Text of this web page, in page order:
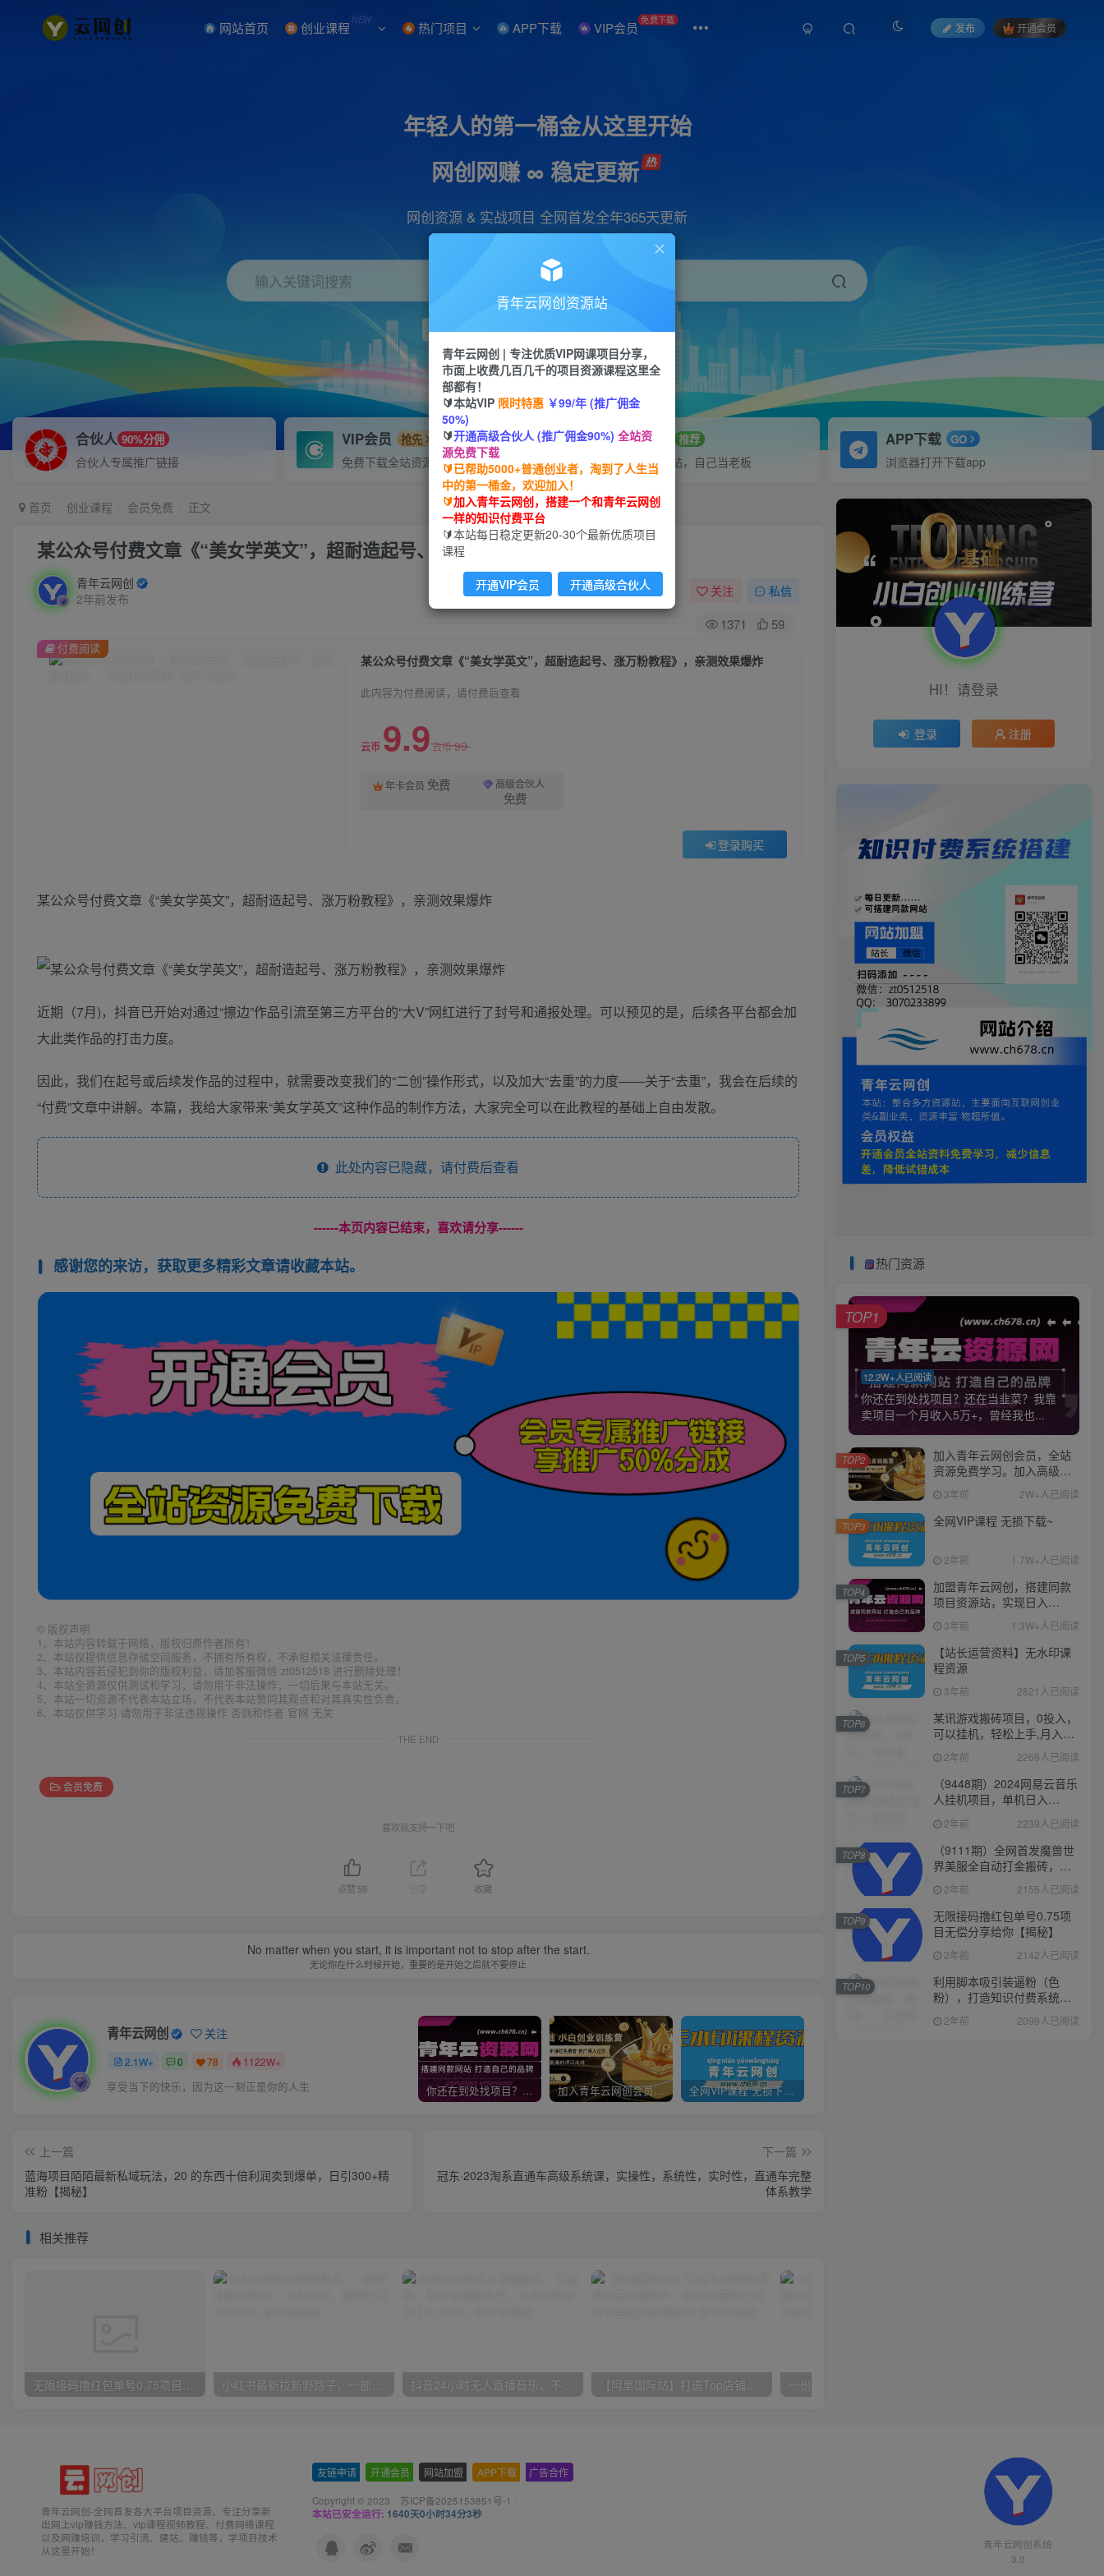
网站首页 创业课程 NEW 热门项目 APP下载 VIP会员 免费下载
发布 开通会员
年轻人的第一桶金从这里开始
网创网赚 ∞ 稳定更新
网创资源 & 实战项目 全网首发全年365天更新
输入关键词搜索
项目 引流 抖音 短视频 剪辑 视频号
合伙人 90%分佣
合伙人专属推广链接
VIP会员 抢先
免费下载全站资源
招募站长 推荐
搭建同款网站，自己当老板
APP下载 GO
浏览器打开下载app
首页 创业课程 会员免费 正文
某公众号付费文章《“美女学英文”，超耐造起号、涨万粉教程》，亲测效果爆炸
青年云网创
2年前发布
关注 私信
1371 59
某公众号付费文章《“美女学英文”，超耐造起号、涨万粉教程》，亲测效果爆炸
此内容为付费阅读，请付费后查看
云币 9.9云币99
年卡会员 免费 高级合伙人
免费
登录购买
付费阅读
某公众号付费文章《“美女学英文”，超耐造起号、涨万粉教程》，亲测效果爆炸
近期（7月)，抖音已开始对通过“擦边”作品引流至第三方平台的“大V”网红进行了封号和通报处理。可以预见的是，后续各平台都会加
大此类作品的打击力度。
因此，我们在起号或后续发作品的过程中，就需要改变我们的“二创”操作形式，以及加大“去重”的力度——关于“去重”，我会在后续的
“付费”文章中讲解。本篇，我给大家带来“美女学英文”这种作品的制作方法，大家完全可以在此教程的基础上自由发散。
此处内容已隐藏，请付费后查看
------本页内容已结束，喜欢请分享------
感谢您的来访，获取更多精彩文章请收藏本站。
© 版权声明
1、本站内容转载于网络，版权归原作者所有！
2、本站仅提供信息存储空间服务，不拥有所有权，不承担相关法律责任。
3、本站内容若侵犯到你的版权利益，请加客服微信 zt0512518 进行删除处理！
4、本站全资源仅供测试和学习，请勿用于非法操作，一切后果与本站无关。
5、本站一切资源不代表本站立场，不代表本站赞同其观点和对其真实性负责。
6、本站仅供学习 请勿用于非法违规操作 否则和作者 官网 无关
THE END
会员免费
喜欢就支持一下吧
点赞59 收藏
No matter when you start, it is important not to stop after the start.
无论你在什么时候开始，重要的是开始之后就不要停止
青年云网创 关注
2.1W+ 0 78 1122W+
享受当下的快乐，因为这一刻正是你的人生 你还在到处找项目？还在当韭菜？我靠卖项目一个月收入5万+，曾经我也是个失败者。 加入青年云网创会员，全站资源免费学习。加入高级合伙人，推广日入1000+ 全网VIP课程 无损下载~
上一篇
蓝海项目陌陌最新私域玩法，20 的东西十倍利润卖到爆单，日引300+精
准粉【揭秘】
下一篇
冠东·2023淘系直通车高级系统课，​实操性，系统性，实时性，直通车完整
体系教学
相关推荐
无限接码撸红包单号0.75项目无偿分享给你【揭秘】 小红书最新拉新野路子，一部手机即可操作，一单15块，做得好日入2000+ 抖音24小时无人直播音乐，不违规，不封号纯撸音浪，小白实操当天日入1000+ 【阿里国际站】打造Top店铺&获得优质询盘客户，​95%的国际站讲师不会说的运营技巧
HI！请登录
登录 注册
热门资源
12.2W+人已阅读
你还在到处找项目？还在当韭菜？我靠
卖项目一个月收入5万+，曾经我也...
TOP1
加入青年云网创会员，全站
资源免费学习。加入高级合
伙人，推广日入1000+
3年前 2W+人已阅读
TOP2
全网VIP课程 无损下载~
2年前 1.7W+人已阅读
TOP3
加盟青年云网创，搭建同款
项目资源站，实现日入
2000+
3年前 1.3W+人已阅读
TOP4
【站长运营资料】无水印课
程资源
3年前 2821人已阅读
TOP5
某讯游戏搬砖项目，0投入，
可以挂机，轻松上手,月入
3000+上不封顶
2年前 2269人已阅读
TOP6
（9448期）2024网易云音乐
人挂机项目，单机日入
150+，无脑月入5000+
2年前 2239人已阅读
TOP7
（9111期）全网首发魔兽世
界美服全自动打金搬砖，日
入1000+，简单好操作，保
姆级教学
2年前 2155人已阅读
TOP8
无限接码撸红包单号0.75项
目无偿分享给你【揭秘】
2年前 2142人已阅读
TOP9
利用脚本吸引装逼粉（色
粉），打造知识付费系统，
附388元美女写真项目
2年前 2099人已阅读
TOP10
青年云网创-全网首发各大平台项目资源、专注分享新
出网上vip赚钱方法、vip课程视频教程、付费网络课程
以及网赚培训，学习引流、建站、赚钱等，学项目技术
从这里开始！
友链申请 开通会员 网站加盟 APP下载 广告合作
Copyright © 2023 · 苏ICP备2025153851号-1 ·
本站已安全运行: 1640天0小时34分4秒
青年云网创系统
3.0
青年云网创资源站
青年云网创 | 专注优质VIP网课项目分享，
市面上收费几百几千的项目资源课程这里全
部都有！
🔰本站VIP 限时特惠 ￥99/年 (推广佣金
50%)
🔰开通高级合伙人 (推广佣金90%) 全站资
源免费下载
🔰已帮助5000+普通创业者，淘到了人生当
中的第一桶金，欢迎加入！
🔰加入青年云网创，搭建一个和青年云网创
一样的知识付费平台
🔰本站每日稳定更新20-30个最新优质项目
课程
开通VIP会员 开通高级合伙人